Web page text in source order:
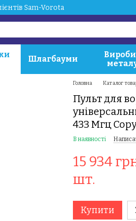
Sam-Vorota
Шлагбауми
Вироби
Головна Каталог
Пульт для
433 Мгц
В наявності
15 934
шт.
Купити